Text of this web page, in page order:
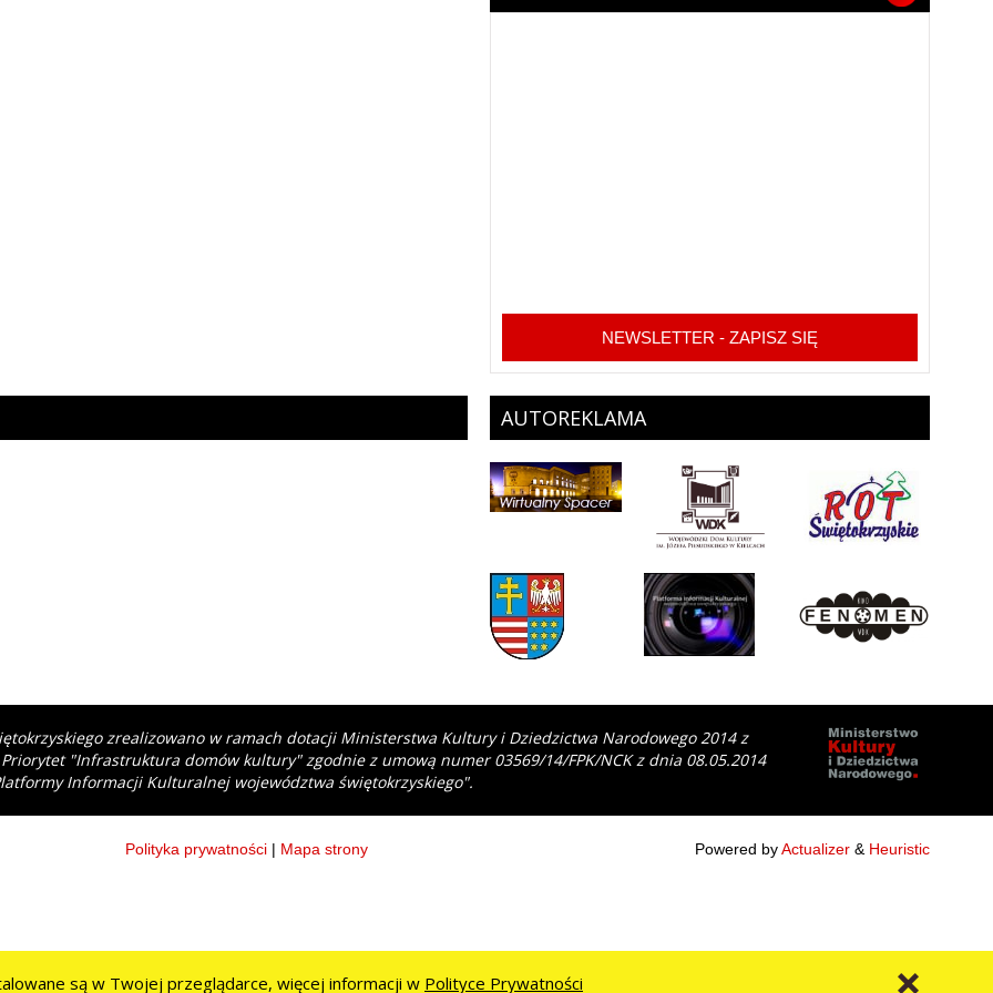
NEWSLETTER - ZAPISZ SIĘ
AUTOREKLAMA
zrealizowano w ramach dotacji Ministerstwa Kultury i Dziedzictwa Narodowego 2014 z
"Infrastruktura domów kultury" zgodnie z umową numer 03569/14/FPK/NCK z dnia 08.05.2014
Informacji Kulturalnej województwa świętokrzyskiego".
Powered byActualizer & Heuristic
Polityka prywatności | Mapa strony
są w Twojej przeglądarce, więcej informacji w Polityce Prywatności